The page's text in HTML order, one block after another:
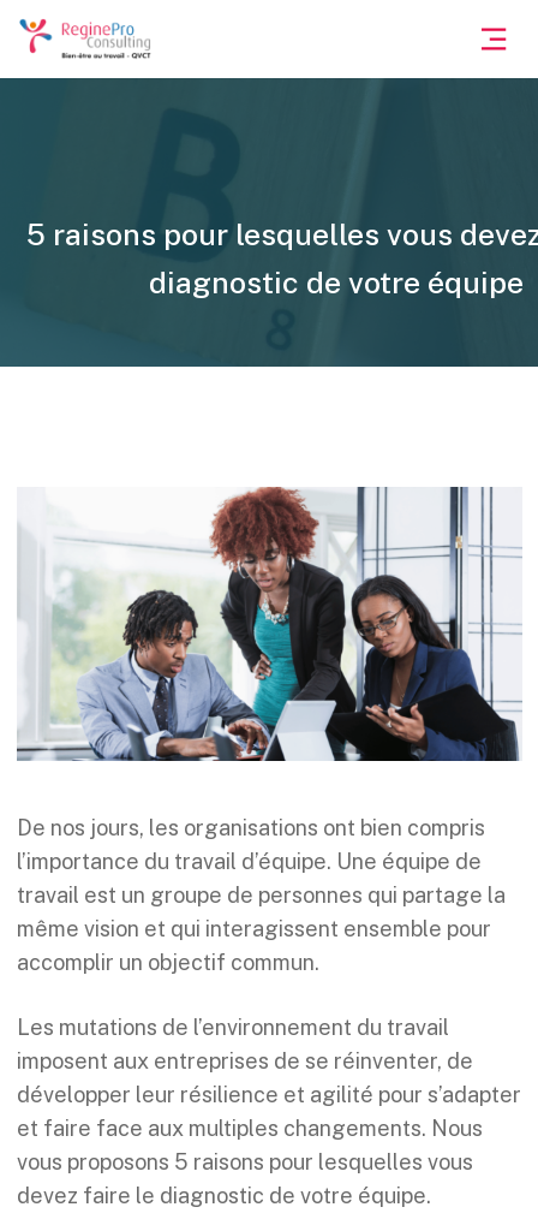
5 raisons pour lesquelles vous
diagnostic de votre équipe
De nos jours, les organisations ont bien compris
l’importance du travail d’équipe. Une équipe de
travail est un groupe de personnes qui partage la
même vision et qui interagissent ensemble pour
accomplir un objectif commun.
Les mutations de l’environnement du travail
imposent aux entreprises de se réinventer, de
développer leur résilience et agilité pour s’adapter
et faire face aux multiples changements. Nous
vous proposons 5 raisons pour lesquelles vous
devez faire le diagnostic de votre équipe.